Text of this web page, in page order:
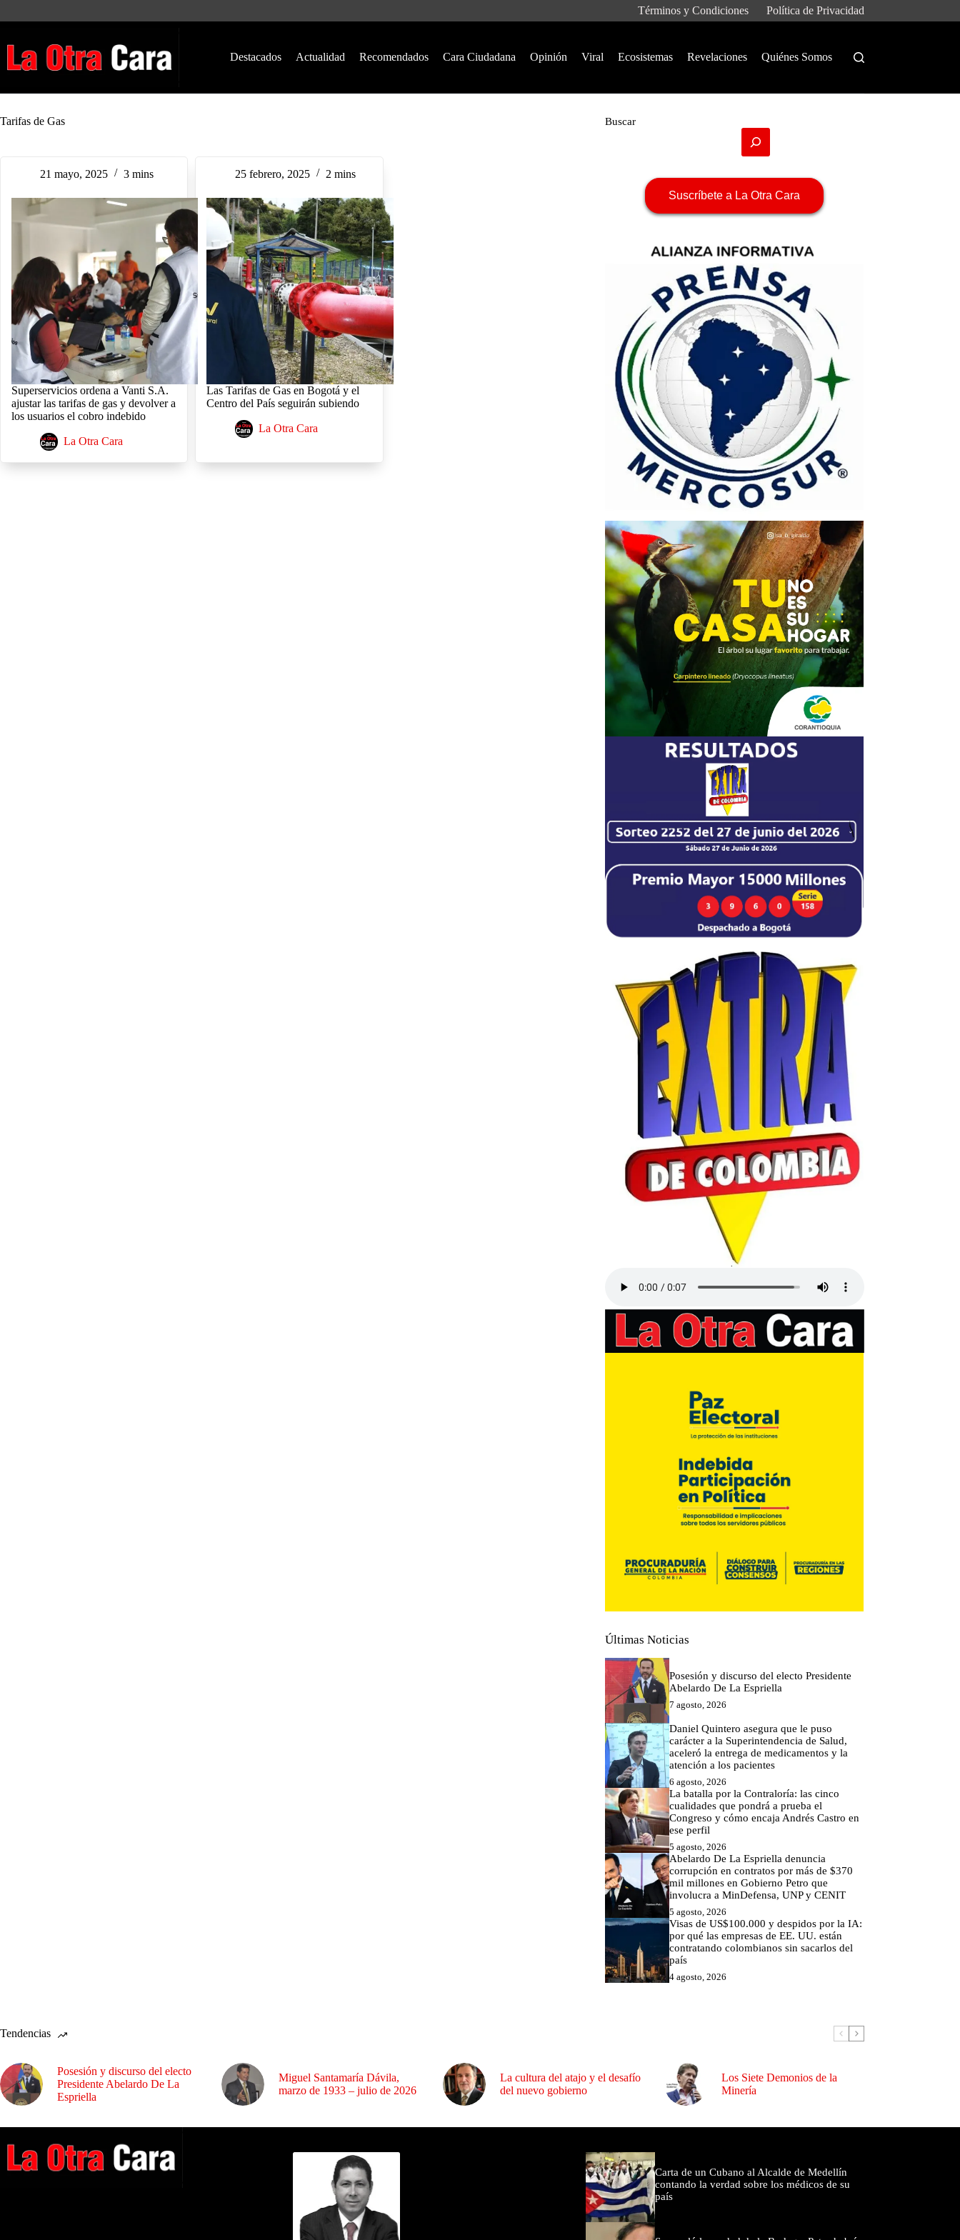
Términos y Condiciones Política de Privacidad
Destacados Actualidad Recomendados Cara Ciudadana Opinión Viral Ecosistemas Revelaciones Quiénes Somos
Tarifas de Gas
21 mayo, 2025 3 mins
Superservicios ordena a Vanti S.A.
ajustar las tarifas de gas y devolver a
los usuarios el cobro indebido
La Otra Cara
25 febrero, 2025 2 mins
Las Tarifas de Gas en Bogotá y el
Centro del País seguirán subiendo
La Otra Cara
Buscar
Suscríbete a La Otra Cara
Últimas Noticias
Posesión y discurso del electo Presidente
Abelardo De La Espriella
7 agosto, 2026
Daniel Quintero asegura que le puso
carácter a la Superintendencia de Salud,
aceleró la entrega de medicamentos y la
atención a los pacientes
6 agosto, 2026
La batalla por la Contraloría: las cinco
cualidades que pondrá a prueba el
Congreso y cómo encaja Andrés Castro en
ese perfil
5 agosto, 2026
Abelardo De La Espriella denuncia
corrupción en contratos por más de $370
mil millones en Gobierno Petro que
involucra a MinDefensa, UNP y CENIT
5 agosto, 2026
Visas de US$100.000 y despidos por la IA:
por qué las empresas de EE. UU. están
contratando colombianos sin sacarlos del
país
4 agosto, 2026
Tendencias
Posesión y discurso del electo
Presidente Abelardo De La
Espriella
Miguel Santamaría Dávila,
marzo de 1933 – julio de 2026
La cultura del atajo y el desafío
del nuevo gobierno
Los Siete Demonios de la
Minería
Carta de un Cubano al Alcalde de Medellín
contando la verdad sobre los médicos de su
país